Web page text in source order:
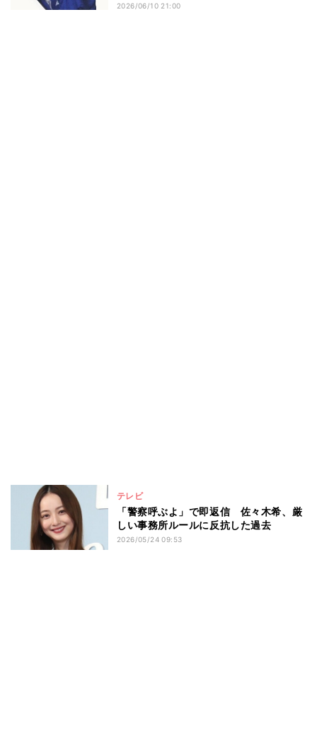
2026/06/10 21:00
テレビ
「警察呼ぶよ」で即返信 佐々木希、厳
しい事務所ルールに反抗した過去
2026/05/24 09:53